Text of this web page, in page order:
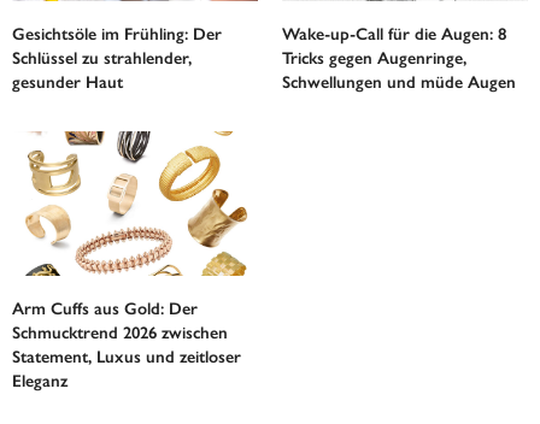
Gesichtsöle im Frühling: Der
Schlüssel zu strahlender,
gesunder Haut
Wake-up-Call für die Augen: 8
Tricks gegen Augenringe,
Schwellungen und müde Augen
Arm Cuffs aus Gold: Der
Schmucktrend 2026 zwischen
Statement, Luxus und zeitloser
Eleganz